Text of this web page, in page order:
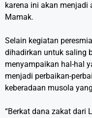
karena ini akan menjadi
Mamak.
Selain kegiatan
dihadirkan untuk saling
menyampaikan hal-hal
menjadi perbaikan-
keberadaan musola
“Berkat dana zakat dari